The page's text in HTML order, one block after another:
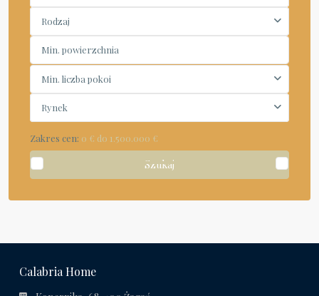
Rodzaj
Min. liczba pokoi
Rynek
Zakres cen: 0 € do 1.500.000 €
Szukaj
Calabria Home